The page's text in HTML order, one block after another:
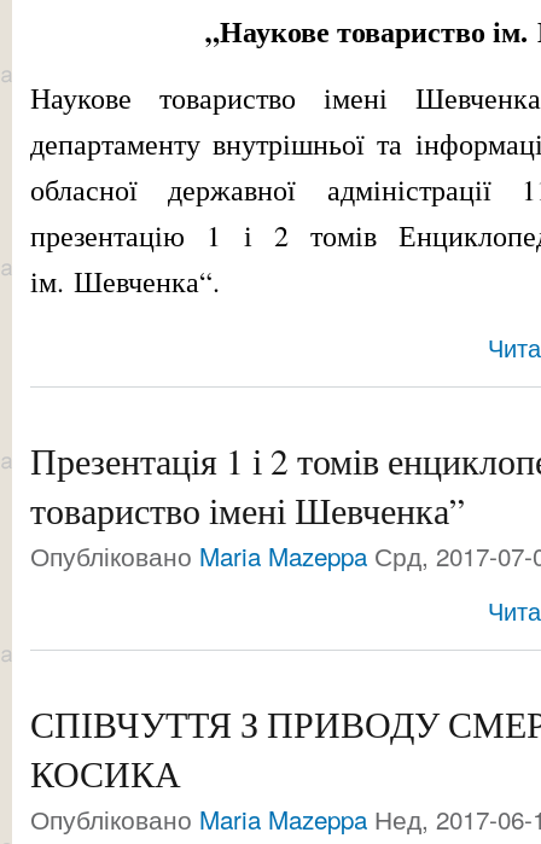
„Наукове товариство
Наукове товариство імені
департаменту внутрішньої та
обласної державної адміністрації
презентацію 1 і 2 томів
ім. Шевченка“.
Презентація 1 і 2 томів
товариство імені Шевченка”
Опубліковано Maria Mazeppa Срд, 2017-07-
СПІВЧУТТЯ З ПРИВОДУ
КОСИКА
Опубліковано Maria Mazeppa Нед, 2017-06-